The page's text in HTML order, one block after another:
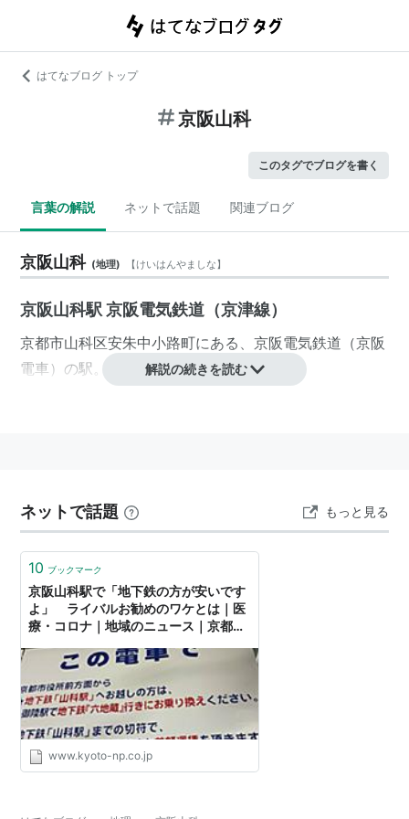
はてなブログ トップ
京阪山科
このタグでブログを書く
言葉の解説 ネットで話題 関連ブログ
京阪山科 (地理) 【けいはんやましな】
京阪山科駅 京阪電気鉄道（京津線）
京都市山科区安朱中小路町にある、京阪電気鉄道 （京阪
電車 ）の駅。→ 京阪山科駅
解説の続きを読む
ネットで話題 もっと見る
10 ブックマーク
京阪山科駅で「地下鉄の方が安いです
よ」 ライバルお勧めのワケとは｜医
療・コロナ｜地域のニュース｜京都新
www.kyoto-np.co.jp